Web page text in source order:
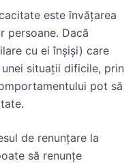
este învățarea
persoane. Dacă
cu ei înșiși) care
situații dificile, prin
pot să
de renunțare la
să renunțe